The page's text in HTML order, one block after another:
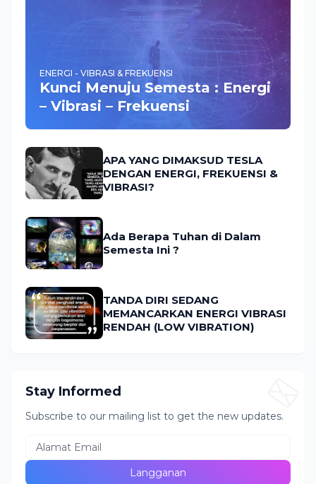
ENERGI - VIBRASI & FREKUENSI
Kunci Menuju Semesta : Energi
– Vibrasi – Frekuensi
APA YANG DIMAKSUD TESLA
DENGAN ENERGI, FREKUENSI &
VIBRASI?
Ada Berapa Tuhan di Dalam
Semesta Ini ?
TANDA DIRI SEDANG
MEMANCARKAN ENERGI VIBRASI
RENDAH (LOW VIBRATION)
Stay Informed
Subscribe to our mailing list to get the new updates.